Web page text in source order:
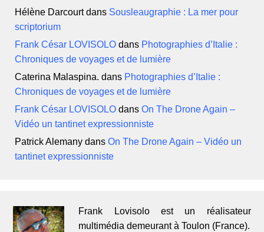
Hélène Darcourtdans Sousleaugraphie : La mer pour
scriptorium
Frank César LOVISOLO dans Photographies d’Italie :
Chroniques de voyages et de lumière
Caterina Malaspina. dans Photographies d’Italie :
Chroniques de voyages et de lumière
Frank César LOVISOLO dansOn The Drone Again –
Vidéo un tantinet expressionniste
Patrick Alemany dansOn The Drone Again – Vidéo un
tantinet expressionniste
Frank Lovisolo est un réalisateur
multimédia demeurant à Toulon (France).